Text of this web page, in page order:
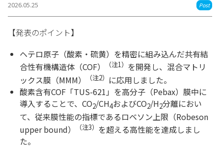
2026.05.25 Post
【発表のポイント】
ヘテロ原子（酸素・硫黄）を精密に組み込んだ共有結
合性有機構造体（COF）
（注1） を開発し、混合マトリ
ックス膜（MMM）
（注2） に応用しました。
酸素含有COF「TUS-621」を高分子（Pebax）膜中に
導入することで、CO2/CH4およびCO2/H2分離におい
て、従来膜性能の指標であるロベソン上限（Robeson
upper bound）
（注3） を超える高性能を達成しまし
た。